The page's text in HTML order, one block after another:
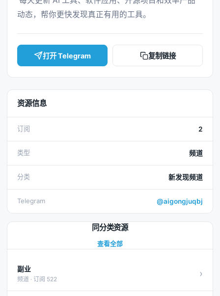
动态，帮你更快发现真正有用的工具。
打开 Telegram 复制链接
资源信息
订阅 2
类型 频道
分类 新发现频道
Telegram @aigongjuqbj
同分类资源
查看全部
副业
频道 · 订阅 522 ›